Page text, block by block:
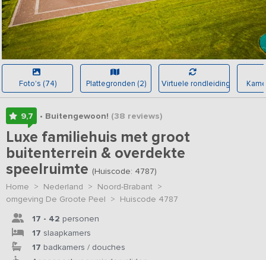
Foto's (74) Plattegronden (2) Virtuele rondleiding
9,7 • Buitengewoon! (38 reviews)
Luxe familiehuis met groot
buitenterrein & overdekte
speelruimte (Huiscode: 4787)
Home > Nederland > Noord-Brabant >
omgeving De Groote Peel > Huiscode 4787
17 - 42 personen
17 slaapkamers
17 badkamers / douches